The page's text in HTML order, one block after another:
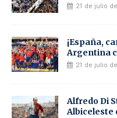
21 de julio
¡España,
Argentina
21 de julio
Alfredo Di
Albiceleste